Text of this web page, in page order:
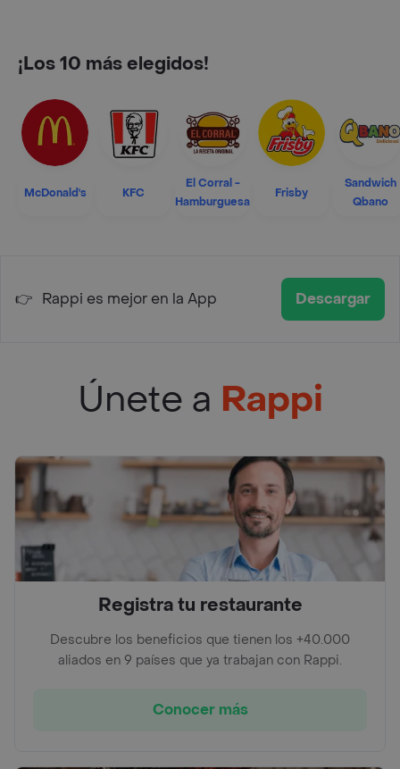
¡Los 10 más elegidos!
McDonald's KFC
El Corral -
Hamburguesa
Frisby
Sandwich
Qbano
👉 Rappi es mejor en la App Descargar
Únete a Rappi
Registra tu restaurante
Descubre los beneficios que tienen los +40.000
aliados en 9 países que ya trabajan con Rappi.
Conocer más